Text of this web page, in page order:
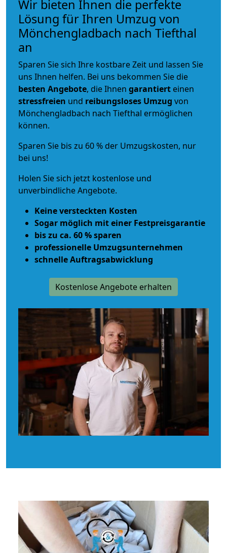
Wir bieten Ihnen die perfekte
Lösung für Ihren Umzug von
Mönchengladbach nach Tiefthal
an
Sparen Sie sich Ihre kostbare Zeit und lassen Sie
uns Ihnen helfen. Bei uns bekommen Sie die
besten Angebote, die Ihnen garantiert einen
stressfreien und reibungsloses Umzug von
Mönchengladbach nach Tiefthal ermöglichen
können.
Sparen Sie bis zu 60 % der Umzugskosten, nur
bei uns!
Holen Sie sich jetzt kostenlose und
unverbindliche Angebote.
Keine versteckten Kosten
Sogar möglich mit einer Festpreisgarantie
bis zu ca. 60 % sparen
professionelle Umzugsunternehmen
schnelle Auftragsabwicklung
Kostenlose Angebote erhalten